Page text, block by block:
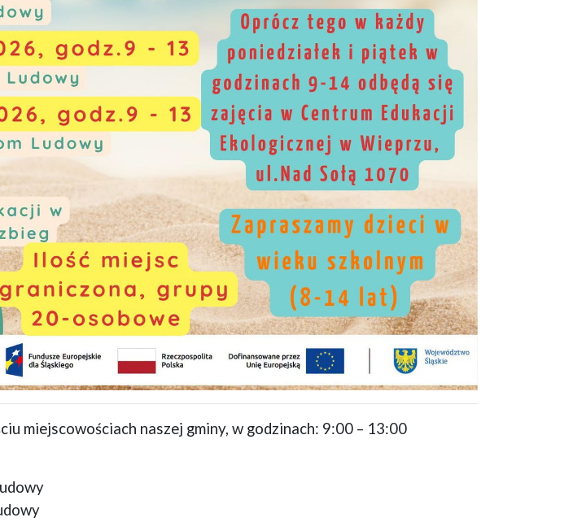
miejscowościach naszej gminy, w godzinach: 9:00 – 13:00